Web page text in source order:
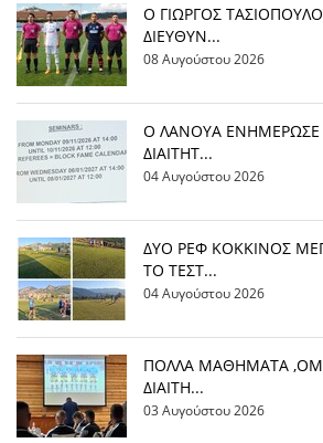
Ο ΓΙΩΡΓΟΣ
ΔΙΕΥΘΥΝ...
08 Αυγούστου 2026
Ο ΛΑΝΟΥΑ
ΔΙΑΙΤΗΤ...
04 Αυγούστου 2026
ΔΥΟ ΡΕΦ ΚΟΚΚΙΝΟΣ
ΤΟ ΤΕΣΤ...
04 Αυγούστου 2026
ΠΟΛΛΑ ΜΑΘΗΜΑΤΑ
ΔΙΑΙΤΗ...
03 Αυγούστου 2026